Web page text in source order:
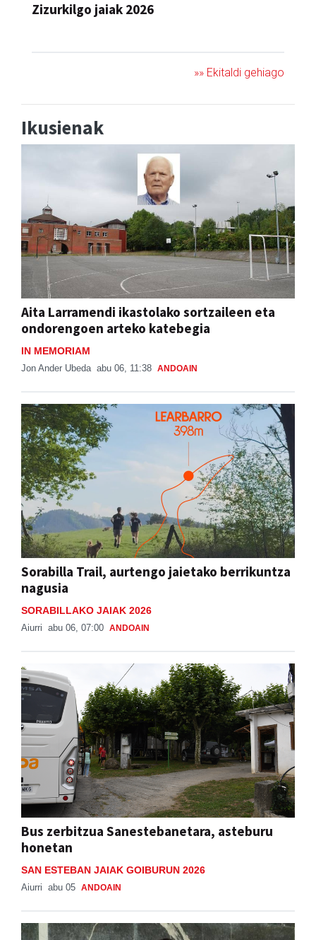
Zizurkilgo jaiak 2026
»» Ekitaldi gehiago
Ikusienak
Aita Larramendi ikastolako sortzaileen eta
ondorengoen arteko katebegia
IN MEMORIAM
Jon Ander Ubeda abu 06, 11:38 ANDOAIN
Sorabilla Trail, aurtengo jaietako berrikuntza
nagusia
SORABILLAKO JAIAK 2026
Aiurri abu 06, 07:00 ANDOAIN
Bus zerbitzua Sanestebanetara, asteburu
honetan
SAN ESTEBAN JAIAK GOIBURUN 2026
Aiurri abu 05 ANDOAIN